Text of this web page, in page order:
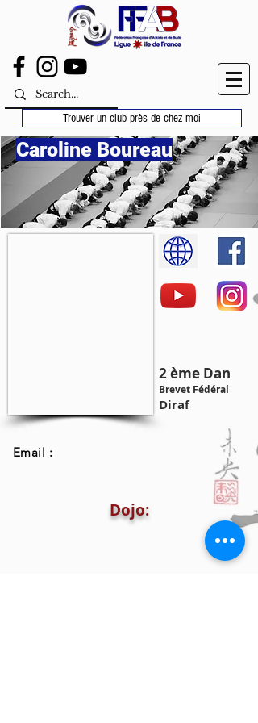
Trouver un club près de chez moi
Caroline Boureau
2 ème Dan
Brevet Fédéral
Diraf
Email :
Dojo: